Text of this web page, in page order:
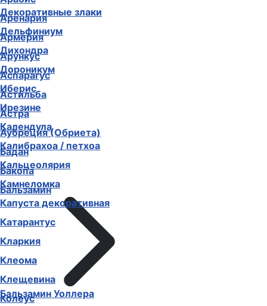
Аренария
Армерия
Арункус
Аспарагус
Астильба
Астра
Аубреция (Обриета)
Бадан
Бакопа
Бальзамин
Бальзамин Уоллера
Декоративные злаки
Дельфиниум
Дихондра
Дороникум
Иберис
Ирезине
Календула
Калибрахоа / петхоа
Кальцеолярия
Камнеломка
Капуста декоративная
Катарантус
Кларкия
Клеома
Клещевина
Колеус